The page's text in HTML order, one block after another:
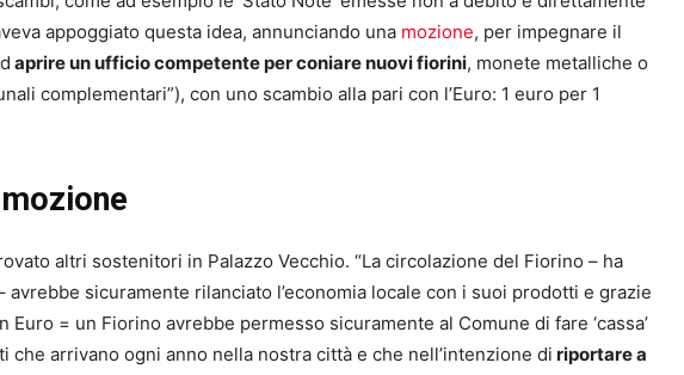
appoggiato questa idea, annunciando una mozione, per impegnare il
aprire un ufficio competente per coniare nuovi fiorini, monete metalliche o
complementari”), con uno scambio alla pari con l’Euro: 1 euro per 1
altri sostenitori in Palazzo Vecchio. “La circolazione del Fiorino – ha
avrebbe sicuramente rilanciato l’economia locale con i suoi prodotti e grazie
Euro = un Fiorino avrebbe permesso sicuramente al Comune di fare ‘cassa’
che arrivano ogni anno nella nostra città e che nell’intenzione di riportare a